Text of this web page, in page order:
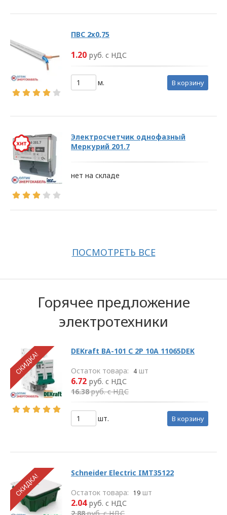
ПВС 2х0,75
1.20 руб. с НДС
м. в корзину
Электросчетчик однофазный
Меркурий 201.7
нет на складе
ПОСМОТРЕТЬ ВСЕ
Горячее предложение
электротехники
DEKraft ВА-101 C 2P 10A 11065DEK
Остаток товара: 4 шт
6.72 руб. с НДС
16.38руб. с НДС
шт. в корзину
Schneider Electric IMT35122
Остаток товара: 19 шт
2.04 руб. с НДС
(далее – Политика)
цели, принципы, способы,
условия обработки
персональных данных,
требования к защите
в
ООО «ОПТИКЭНЕРГОКАБЕЛЬ».
1.2. Политика в
отношении персональных
данных разработана с
учетом требований
область защиты
персональных данных.
обработки и
защиты персональных
данных разрабатываются
отношении персональных
данных ООО
«ЭлектроКабельКомплект».
Глава 2
Правовое
отношений
в сфере
обработки